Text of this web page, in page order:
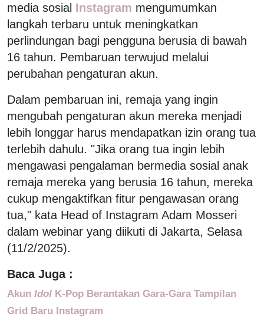
media sosial Instagram mengumumkan
langkah terbaru untuk meningkatkan
perlindungan bagi pengguna berusia di bawah
16 tahun. Pembaruan terwujud melalui
perubahan pengaturan akun.
Dalam pembaruan ini, remaja yang ingin
mengubah pengaturan akun mereka menjadi
lebih longgar harus mendapatkan izin orang tua
terlebih dahulu. "Jika orang tua ingin lebih
mengawasi pengalaman bermedia sosial anak
remaja mereka yang berusia 16 tahun, mereka
cukup mengaktifkan fitur pengawasan orang
tua," kata Head of Instagram Adam Mosseri
dalam webinar yang diikuti di Jakarta, Selasa
(11/2/2025).
Baca Juga :
Akun Idol K-Pop Berantakan Gara-Gara Tampilan
Grid Baru Instagram